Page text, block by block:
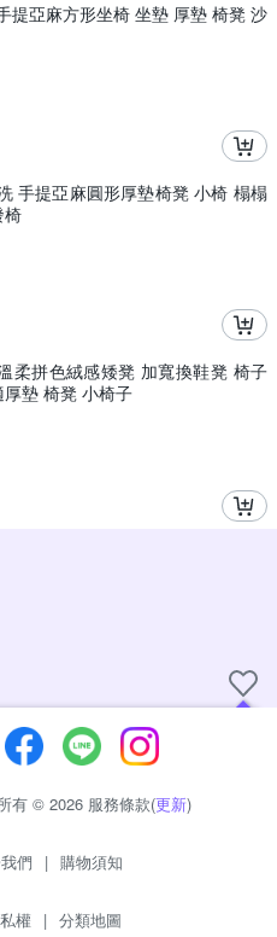
提亞麻方形坐椅 坐墊 厚墊 椅凳 沙
手提亞麻圓形厚墊椅凳 小椅 榻榻
椅
柔拼色絨感矮凳 加寬換鞋凳 椅子
墊 椅凳 小椅子
現在可以追蹤你喜愛的商店！
有 © 2026 服務條款(更新)
們 | 購物須知
權 | 分類地圖